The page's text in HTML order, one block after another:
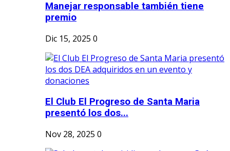
Manejar responsable también tiene
premio
Dic 15, 2025 0
El Club El Progreso de Santa Maria
presentó los dos...
Nov 28, 2025 0